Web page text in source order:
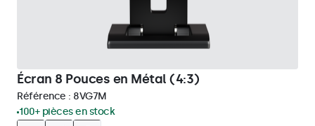
Écran 8 Pouces en Métal (4:3)
Référence : 8VG7M
100+ pièces en stock